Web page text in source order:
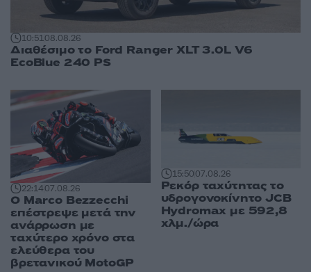
10:5108.08.26
Διαθέσιμο το Ford Ranger XLT 3.0L V6
EcoBlue 240 PS
22:1407.08.26
Ο Marco Bezzecchi
επέστρεψε μετά την
ανάρρωση με
ταχύτερο χρόνο στα
ελεύθερα του
βρετανικού MotoGP
15:5007.08.26
Ρεκόρ ταχύτητας το
υδρογονοκίνητο JCB
Hydromax με 592,8
χλμ./ώρα